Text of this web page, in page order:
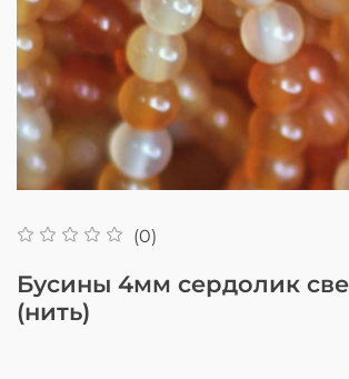
(0)
Бусины 4мм сердолик
(нить)